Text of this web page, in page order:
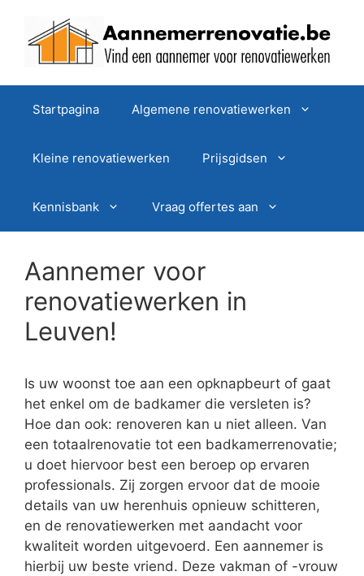
Startpagina Algemene renovatiewerken
Kleine renovatiewerken Prijsgidsen
Kennisbank Vraag offertes aan
Aannemer voor
renovatiewerken in
Leuven!
Is uw woonst toe aan een opknapbeurt of gaat
het enkel om de badkamer die versleten is?
Hoe dan ook: renoveren kan u niet alleen. Van
een totaalrenovatie tot een badkamerrenovatie;
u doet hiervoor best een beroep op ervaren
professionals. Zij zorgen ervoor dat de mooie
details van uw herenhuis opnieuw schitteren,
en de renovatiewerken met aandacht voor
kwaliteit worden uitgevoerd. Een aannemer is
hierbij uw beste vriend. Deze vakman of -vrouw